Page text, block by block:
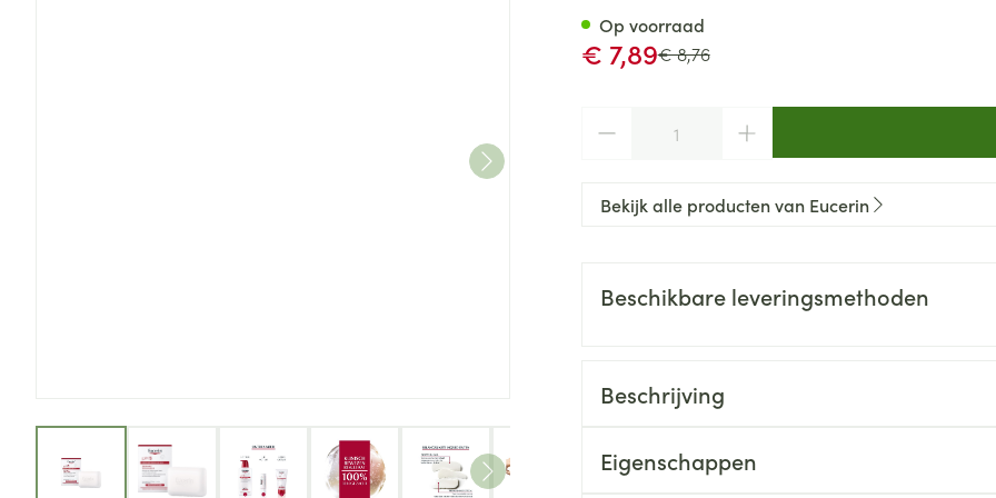
View larger imageView larger imageView larger imageView larger image
Adviesprijs
€ 8,76
Promotie prijs
€ 7,89
Op voorraad
Bekijk alle producten van Eucerin
Beschikbare leveringsmethoden
Beschrijving
Eigenschappen